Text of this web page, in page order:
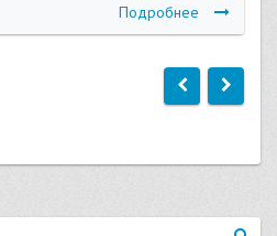
Подробнее